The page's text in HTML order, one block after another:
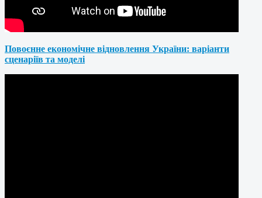
Повоєнне економічне відновлення України: варіанти
сценаріїв та моделі